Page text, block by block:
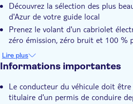
Groupe réduit
Transport inclus
Découvrez la sélection des plus
d'Azur de votre guide local
Prenez le volant d'un cabriolet
zéro émission, zéro bruit et 100 %
Laissez votre guide vous servir de
magnifiques paysages de la Côte
Lire plus
Informations importantes
Le conducteur du véhicule doit
titulaire d'un permis de conduire